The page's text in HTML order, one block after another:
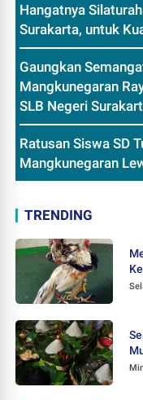
Hangatnya
Surakarta, untuk
Gaungkan
Mangkunegaran
SLB Negeri
Ratusan Siswa SD
Mangkunegaran
TRENDING